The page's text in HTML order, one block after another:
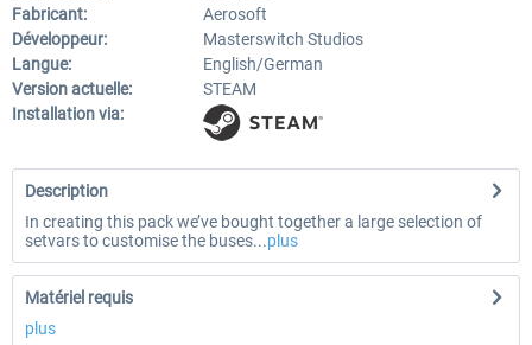
Fabricant:
Aerosoft
Développeur:
Masterswitch Studios
Langue:
English/German
Version actuelle:
STEAM
Installation via:
Description
In creating this pack we’ve bought together a large selection of
setvars to customise the buses...plus
Matériel requis
plus